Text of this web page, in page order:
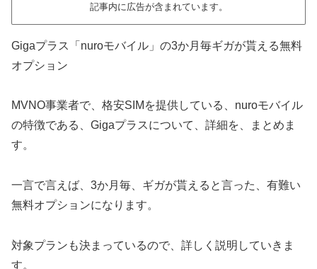
記事内に広告が含まれています。
Gigaプラス「nuroモバイル」の3か月毎ギガが貰える無料
オプション
MVNO事業者で、格安SIMを提供している、nuroモバイル
の特徴である、Gigaプラスについて、詳細を、まとめま
す。
一言で言えば、3か月毎、ギガが貰えると言った、有難い
無料オプションになります。
対象プランも決まっているので、詳しく説明していきま
す。